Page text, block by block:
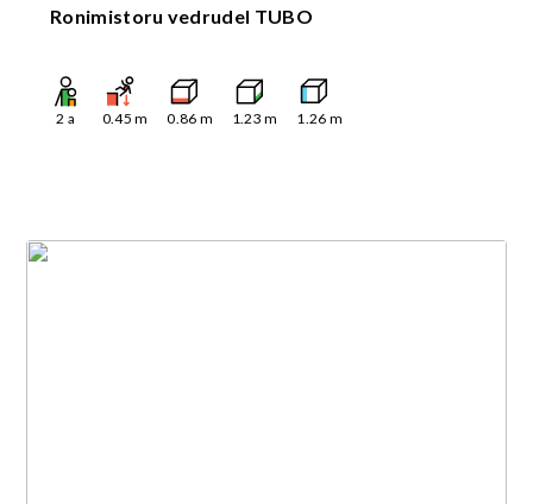
Ronimistoru vedrudel TUBO
2 a 0.45 m 0.86 m 1.23 m 1.26 m